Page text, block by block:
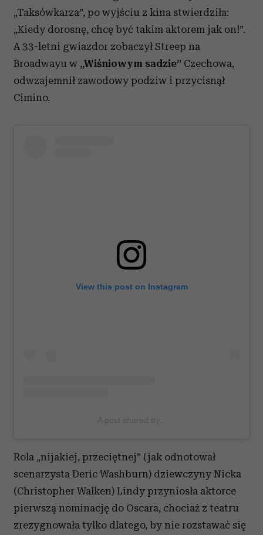
Partnerzy mogą połączyć te informacje z innymi danymi
otrzymanymi od Ciebie lub uzyskanymi podczas
korzystania z ich usług.
„Taksówkarza”, po wyjściu z kina stwierdziła:
„Kiedy dorosnę, chcę być takim aktorem jak on!”.
A 33-letni gwiazdor zobaczył Streep na
Broadwayu w „Wiśniowym sadzie” Czechowa,
odwzajemnił zawodowy podziw i przycisnął
Cimino.
View this post on Instagram
Rola „nijakiej, przeciętnej” (jak odnotował
scenarzysta Deric Washburn) dziewczyny Nicka
(Christopher Walken) Lindy przyniosła aktorce
pierwszą nominację do Oscara, chociaż z teatru
zrezygnowała tylko dlatego, by nie rozstawać się